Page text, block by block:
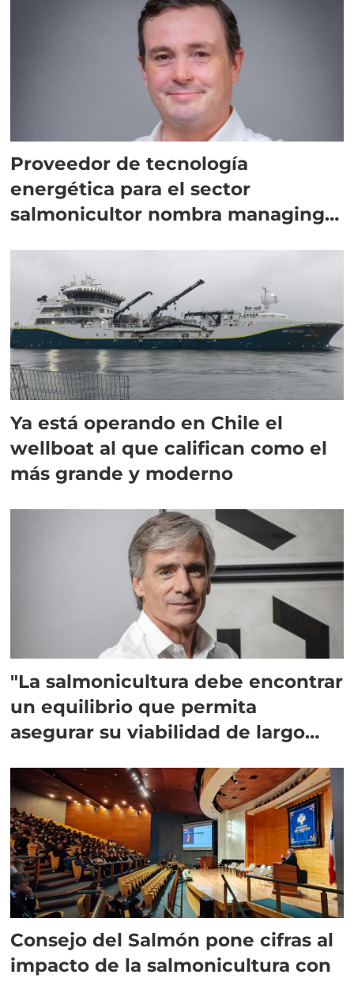
Proveedor de tecnología
energética para el sector
salmonicultor nombra managing
Ya está operando en Chile el
wellboat al que califican como el
más grande y moderno
"La salmonicultura debe encontrar
un equilibrio que permita
asegurar su viabilidad de largo
Consejo del Salmón pone cifras al
impacto de la salmonicultura con